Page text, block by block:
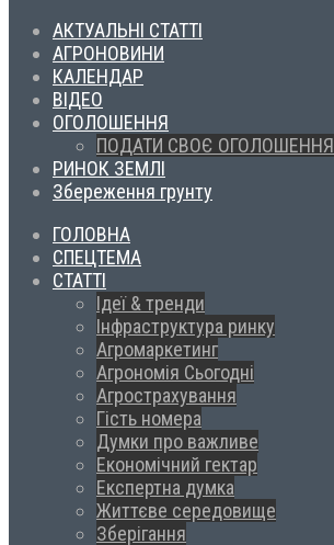
АКТУАЛЬНІ СТАТТІ
АГРОНОВИНИ
КАЛЕНДАР
ВІДЕО
ОГОЛОШЕННЯ
ПОДАТИ СВОЄ ОГОЛОШЕННЯ
РИНОК ЗЕМЛІ
Збереження грунту
ГОЛОВНА
СПЕЦТЕМА
СТАТТІ
Ідеї & тренди
Інфраструктура ринку
Агромаркетинг
Агрономія Сьогодні
Агрострахування
Гість номера
Думки про важливе
Економічний гектар
Експертна думка
Життєве середовище
Зберігання